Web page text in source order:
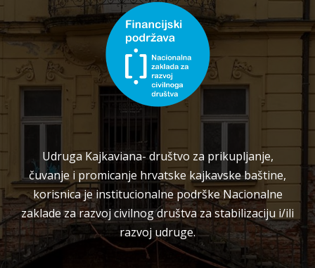
Udruga Kajkaviana- društvo za prikupljanje,
čuvanje i promicanje hrvatske kajkavske baštine,
korisnica je institucionalne podrške Nacionalne
zaklade za razvoj civilnog društva za stabilizaciju i/ili
razvoj udruge.